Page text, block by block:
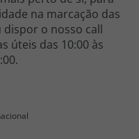
na marcação das
dispor o nosso call
úteis das 10:00 às